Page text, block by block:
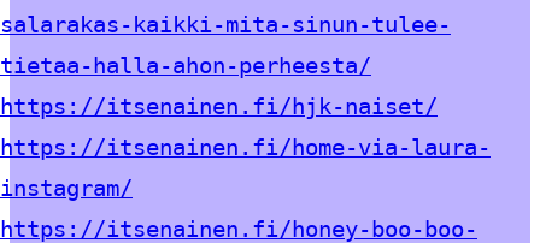
salarakas-kaikki-mita-sinun-tulee-
tietaa-halla-ahon-perheesta/
https://itsenainen.fi/hjk-naiset/
https://itsenainen.fi/home-via-laura-
instagram/
https://itsenainen.fi/honey-boo-boo-